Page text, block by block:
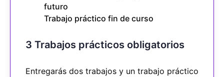
futuro
Trabajo práctico fin de curso
3 Trabajos prácticos obligatorios
Entregarás dos trabajos y un trabajo práctico